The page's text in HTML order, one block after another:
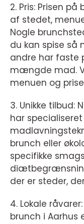
2. Pris: Prisen
af stedet,
Nogle
du kan spise så
andre har faste
mængde mad.
menuen og
3. Unikke tilbud:
har
brunch eller
specifikke
der er steder,
4. Lokale
brunch i Aarhus